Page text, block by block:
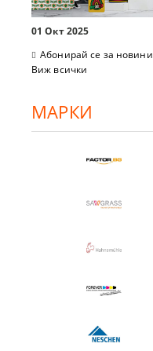
01 Окт 2025
Абонирай се за новини
Виж всички
МАРКИ